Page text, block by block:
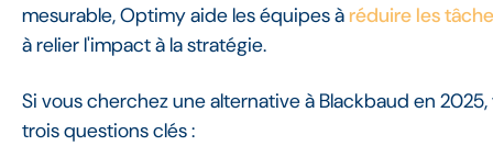
mesurable, Optimy aide les équipes àréduire les
à relier l'impact à la stratégie.
Si vous cherchez une alternative à Blackbaud en
trois questions clés :